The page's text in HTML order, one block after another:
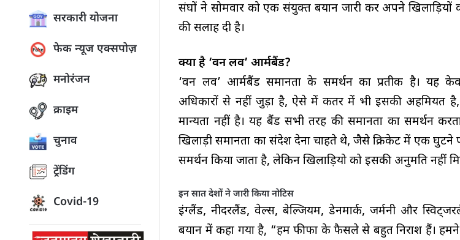
सरकारी योजना
फेक न्यूज एक्सपोज़
मनोरंजन
क्राइम
चुनाव
ट्रेंडिंग
Covid-19
संघों ने सोमवार को एक संयुक्त बयान जारी कर अपने
की सलाह दी है।
क्या है ‘वन लव’ आर्मबैंड?
‘वन लव’ आर्मबैंड समानता के समर्थन का प्रतीक है। यह
अधिकारों से नहीं जुड़ा है, ऐसे में कतर में भी इसकी अहमियत
मान्यता नहीं है। यह बैंड सभी तरह की समानता का समर्थन
खिलाड़ी समानता का संदेश देना चाहते थे, जैसे क्रिकेट में एक
समर्थन किया जाता है, लेकिन खिलाड़ियो को इसकी अनुमति नहीं
इन सात देशों ने जारी किया नोटिस
इंग्लैंड, नीदरलैंड, वेल्स, बेल्जियम, डेनमार्क, जर्मनी और
बयान में कहा गया है, “हम फीफा के फैसले से बहुत निराश हैं।